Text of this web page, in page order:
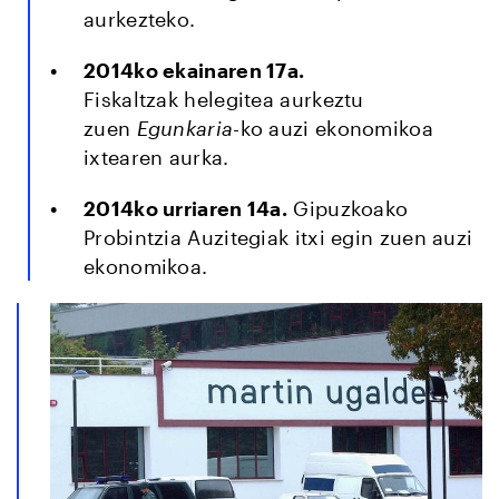
aurkezteko.
2014ko ekainaren 17a.
Fiskaltzak helegitea aurkeztu
zuen Egunkaria-ko auzi ekonomikoa
ixtearen aurka.
2014ko urriaren 14a. Gipuzkoako
Probintzia Auzitegiak itxi egin zuen auzi
ekonomikoa.